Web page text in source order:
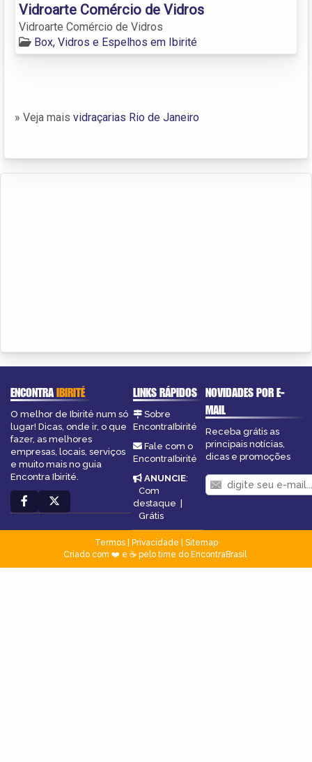
Vidroarte Comércio de Vidros
Vidroarte Comércio de Vidros
Box, Vidros e Espelhos em Ibirité
» Veja mais vidraçarias Rio de Janeiro
ENCONTRAIBIRITÉ
O melhor de Ibirité num só
lugar! Dicas, onde ir, o que
fazer, as melhores
empresas, locais, serviços
e muito mais no guia
Encontra Ibirité.
LINKS RÁPIDOS
Sobre
EncontraIbirité
Fale com o
EncontraIbirité
ANUNCIE:
Com
destaque |
Grátis
NOVIDADES POR E-
MAIL
Receba grátis as
principais notícias,
dicas e promoções
Termos| Privacidade
Sitemap
Criado com ❤️ e ☕ pelo time do EncontraBrasil